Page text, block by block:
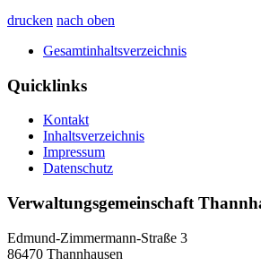
drucken nach oben
Gesamtinhaltsverzeichnis
Quicklinks
Kontakt
Inhaltsverzeichnis
Impressum
Datenschutz
Verwaltungsgemeinschaft
Edmund-Zimmermann-Straße 3
86470 Thannhausen